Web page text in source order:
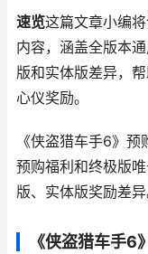
速览这篇文章小编
内容，涵盖全版本
版和实体版差异，
心仪奖励。
《侠盗猎车手6》
预购福利和终极版
版、实体版奖励差异
《侠盗猎车手6